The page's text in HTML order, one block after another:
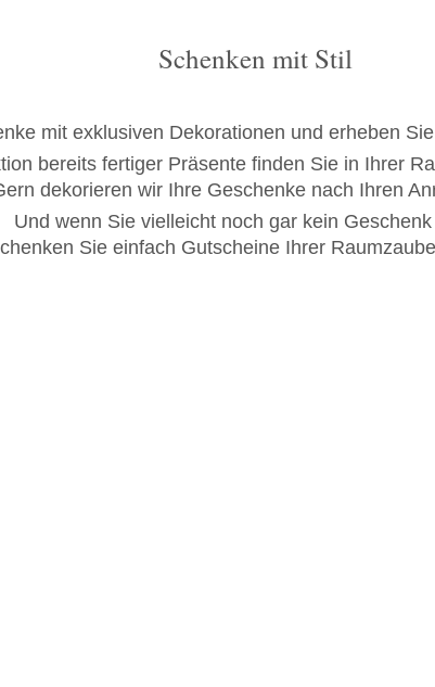
Schen­ken mit Stil
mit ex­klu­si­ven De­ko­ra­tio­nen und er­he­ben
be­reits fer­ti­ger Prä­sen­te fin­den Sie in Ihrer
de­ko­rie­ren wir Ih­re Ge­schen­ke nach Ih­ren
Und wenn Sie viel­leicht noch gar kein
Sie ein­fach Gut­schei­ne Ih­rer